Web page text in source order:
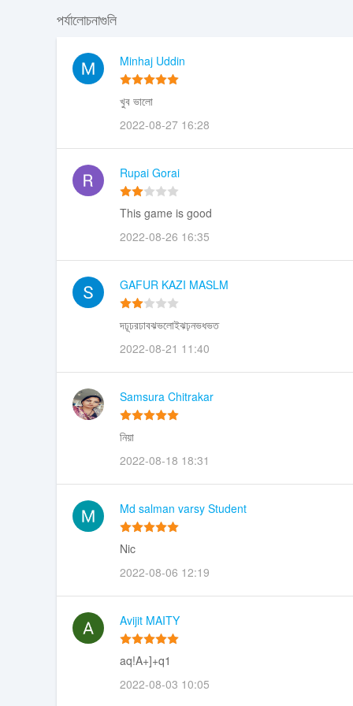
পর্যালোচনাগুলি
Minhaj Uddin
খুব ভালো
2022-08-27 16:28
Rupai Gorai
This game is good
2022-08-26 16:35
GAFUR KAZI MASLM
দঢূঢরঢাবঝভলোইঝঢ়নভধভত
2022-08-21 11:40
Samsura Chitrakar
নিয়া
2022-08-18 18:31
Md salman varsy Student
Nic
2022-08-06 12:19
Avijit MAITY
aq!A+]+q1
2022-08-03 10:05